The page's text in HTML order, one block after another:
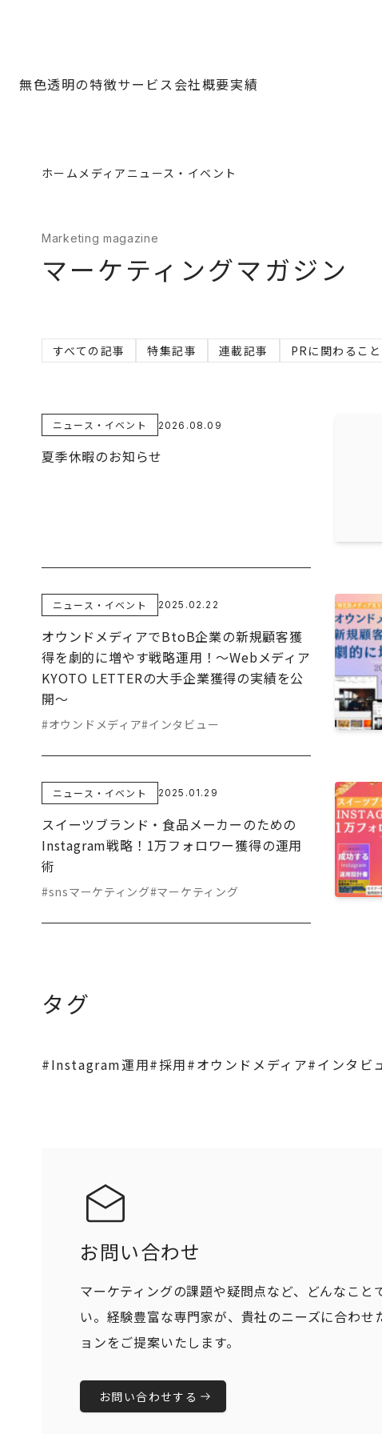
無色透明の特徴サービス 会社概要実績
ホームメディア ニュース・イベント
Marketing magazine
マーケティングマガジン
すべての記事 特集記事 連載記事 PRに関わること
ニュース・イベント 2026.08.09
夏季休暇のお知らせ
ニュース・イベント 2025.02.22
オウンドメディアでBtoB企業の新規顧客獲
得を劇的に増やす戦略運用！～Webメディア
KYOTO LETTERの大手企業獲得の実績を公
開～
#オウンドメディア#インタビュー
ニュース・イベント 2025.01.29
スイーツブランド・食品メーカーのための
Instagram戦略！1万フォロワー獲得の運用
術
#snsマーケティング#マーケティング
タグ
#Instagram運用#採用#オウンドメディア#インタビ
お問い合わせ
マーケティングの課題や疑問点など、どんなこと
い。経験豊富な専門家が、貴社のニーズに合わせ
ョンをご提案いたします。
お問い合わせする